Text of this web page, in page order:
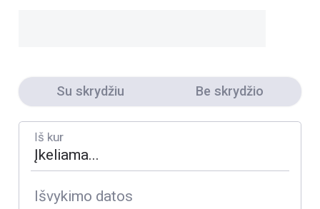
Su skrydžiu Be skrydžio
Iš kur
Išvykimo datos